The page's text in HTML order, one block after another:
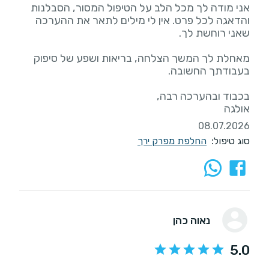
אני מודה לך מכל הלב על הטיפול המסור, הסבלנות
והדאגה לכל פרט. אין לי מילים לתאר את ההערכה
מאחלת לך המשך הצלחה, בריאות ושפע של סיפוק
אולגה
08.07.2026
סוג טיפול: החלפת מפרק ירך
נאוה כהן
5.0